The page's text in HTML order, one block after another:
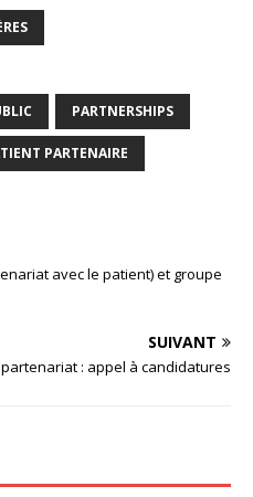
PARTNERSHIPS
PARTENAIRE
avec le patient) et groupe
SUIVANT
: appel à candidatures